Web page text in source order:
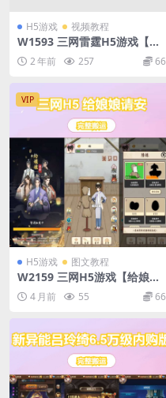
H5游戏 视频教程
W1593 三网雷霆H5游戏【新
UI雷霆霸主之齐天圣域H5内
购版】最新整理Linux手工服
务端+GM后台+详细搭建教程
2 年前 257 66
VIP
H5游戏 图文教程
W2159 三网H5游戏【给娘娘
请安】最新整理Linux手工服
务端+安卓
4 月前 55 66